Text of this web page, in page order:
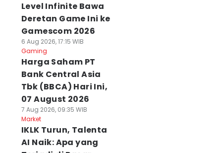
Level Infinite Bawa
Deretan Game Ini ke
Gamescom 2026
6 Aug 2026, 17:15 WIB
Gaming
Harga Saham PT
Bank Central Asia
Tbk (BBCA) Hari Ini,
07 August 2026
7 Aug 2026, 09:35 WIB
Market
IKLK Turun, Talenta
AI Naik: Apa yang